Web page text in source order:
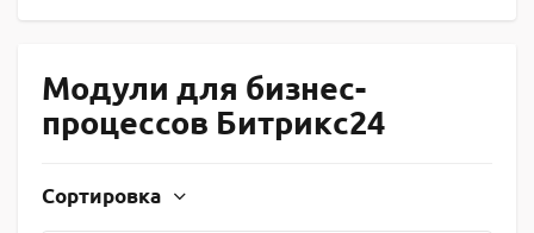
Модули для бизнес-
процессов Битрикс24
Сортировка